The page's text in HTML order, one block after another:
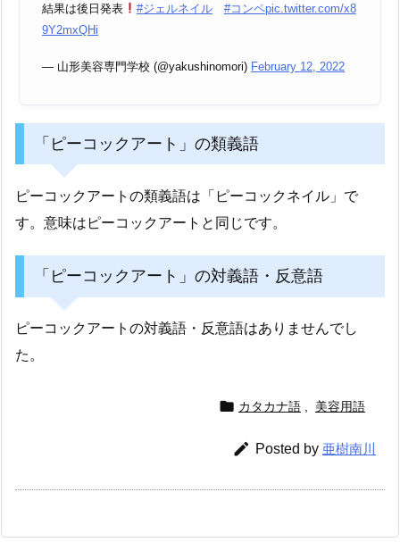
結果は後日発表
#ジェルネイル #コンペpic.twitter.com/x8
9Y2mxQHi
— 山形美容専門学校 (@yakushinomori) February 12, 2022
「ピーコックアート」の類義語
ピーコックアートの類義語は「ピーコックネイル」で
す。意味はピーコックアートと同じです。
「ピーコックアート」の対義語・反意語
ピーコックアートの対義語・反意語はありませんでし
た。
 カタカナ語 , 美容用語
 Posted by 亜樹南川